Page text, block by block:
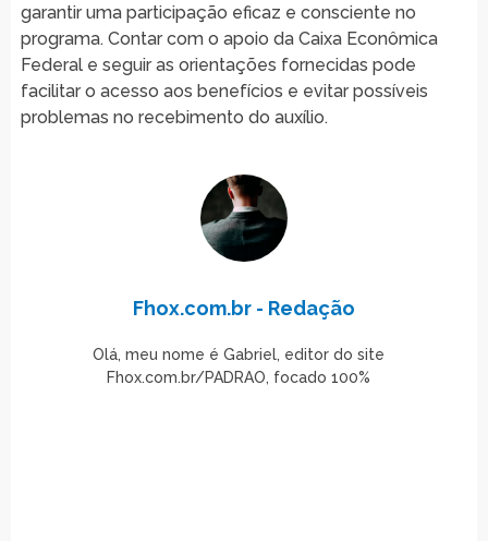
garantir uma participação eficaz e consciente no
programa. Contar com o apoio da Caixa Econômica
Federal e seguir as orientações fornecidas pode
facilitar o acesso aos benefícios e evitar possíveis
problemas no recebimento do auxílio.
Fhox.com.br - Redação
Olá, meu nome é Gabriel, editor do site
Fhox.com.br/PADRAO, focado 100%